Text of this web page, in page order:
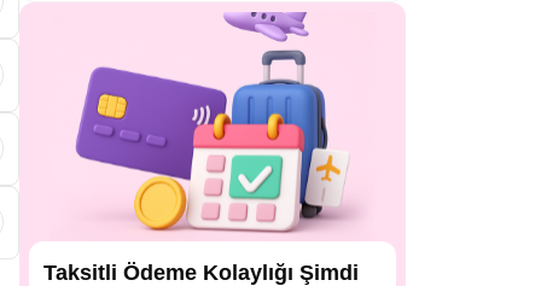
Taksitli Ödeme Kolaylığı Şimdi